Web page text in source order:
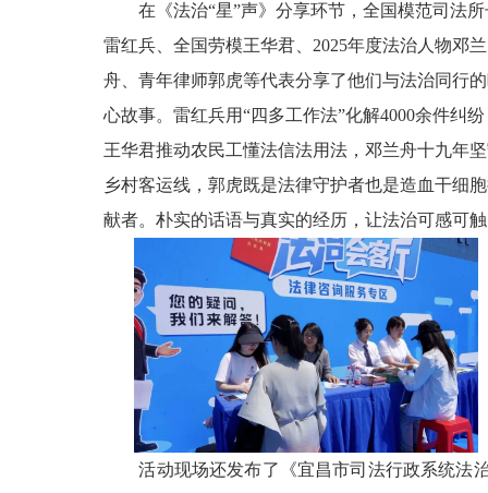
在《法治“星”声》分享环节，全国模范司法所
雷红兵、全国劳模王华君、2025年度法治人物邓兰
舟、青年律师郭虎等代表分享了他们与法治同行
心故事。雷红兵用“四多工作法”化解4000余件纠
王华君推动农民工懂法信法用法，邓兰舟十九年
乡村客运线，郭虎既是法律守护者也是造血干细
献者。朴实的话语与真实的经历，让法治可感可
活动现场还发布了《宜昌市司法行政系统法